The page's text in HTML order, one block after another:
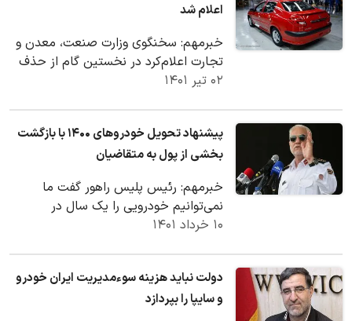
اعلام شد
خبرمهم: سخنگوی وزارت صنعت، معدن و
تجارت اعلام‌کرد در نخستین گام از حذف
۰۲ تیر ۱۴۰۱
پیشنهاد تحویل خودروهای ۱۴۰۰ با بازگشت
بخشی از پول به متقاضیان
خبرمهم: رئیس پلیس راهور گفت ما
نمی‌توانیم خودرویی را یک سال در
کارخانه، فضای باز یا پارکینگ قرار داشته را
۱۰ خرداد ۱۴۰۱
دولت نباید هزینه‌ سوءمدیریت ایران خودرو
و سایپا را بپردازد